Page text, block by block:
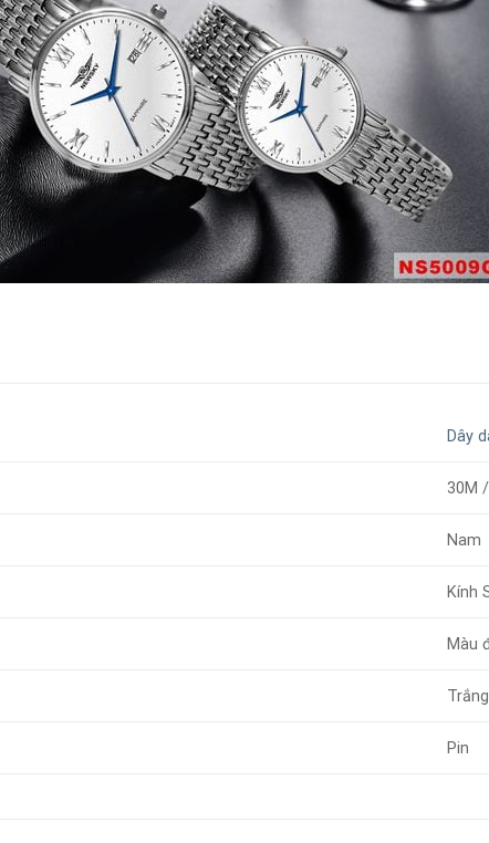
Dây
30M
Nam
Kính
Màu
Trắng
Pin